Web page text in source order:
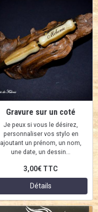
Gravure sur un coté
Je peux si vous le désirez,
personnaliser vos stylo en
ajoutant un prénom, un nom,
une date, un dessin...
3,00€ TTC
Détails